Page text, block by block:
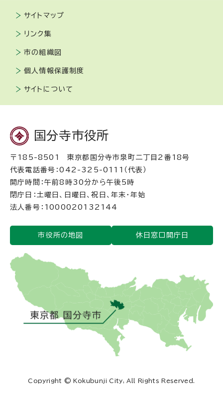
サイトマップ
リンク集
市の組織図
個人情報保護制度
サイトについて
国分寺市役所
〒185-8501 東京都国分寺市泉町二丁目2番18号
代表電話番号：042-325-0111（代表）
開庁時間：午前8時30分から午後5時
閉庁日：土曜日、日曜日、祝日、年末・年始
法人番号：1000020132144
市役所の地図 休日窓口開庁日
Copyright © Kokubunji City, All Rights Reserved.